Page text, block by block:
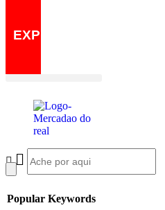
EXPRESS
Popular Keywords